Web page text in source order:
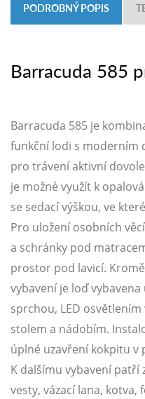
PODROBNÝ POPIS
Barracuda 585
Barracuda 585 je
funkční lodi s moderním
pro trávení aktivní
je možné využít k
se sedací výškou, ve
Pro uložení osobních
a schránky pod
prostor pod lavicí.
vybavení je loď
sprchou, LED
stolem a nádobím.
úplné uzavření kokpitu v
K dalšímu vybavení patří
vesty, vázací lana, kotva,